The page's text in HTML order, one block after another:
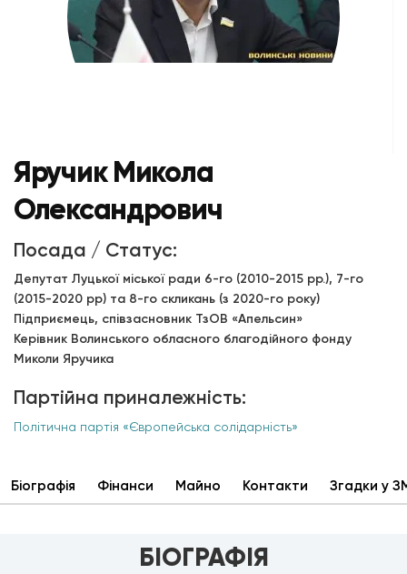
Яручик Микола
Олександрович
Посада / Статус:
Депутат Луцької міської ради 6-го (2010-2015 рр.), 7-го
(2015-2020 рр) та 8-го скликань (з 2020-го року)
Підприємець, співзасновник ТзОВ «Апельсин»
Керівник Волинського обласного благодійного фонду
Миколи Яручика
Партійна приналежність:
Політична партія «Європейська солідарність»
Біографія Фінанси Майно Контакти Згадки у
БІОГРАФІЯ